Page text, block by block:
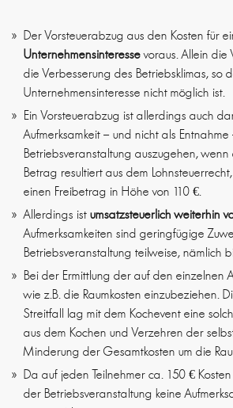
Der Vorsteuerabzug aus den Kosten für
Unternehmensinteressevoraus. Allein die
die Verbesserung des Betriebsklimas,
Unternehmensinteresse nicht möglich ist.
Ein Vorsteuerabzug ist allerdings auch
Aufmerksamkeit – und nicht als
Betriebsveranstaltung auszugehen,
Betrag resultiert aus dem
einen Freibetrag in Höhe von 110 €.
Allerdings istumsatzsteuerlich weiterhin
Aufmerksamkeiten sind geringfügige
Betriebsveranstaltung teilweise, nämlich
Bei der Ermittlung der auf den einzelnen
wie z.B. die Raumkosten einzubeziehen.
Streitfall lag mit dem Kochevent eine
aus dem Kochen und Verzehren der
Minderung der Gesamtkosten um die
Da auf jeden Teilnehmer ca. 150 €
der Betriebsveranstaltung keine